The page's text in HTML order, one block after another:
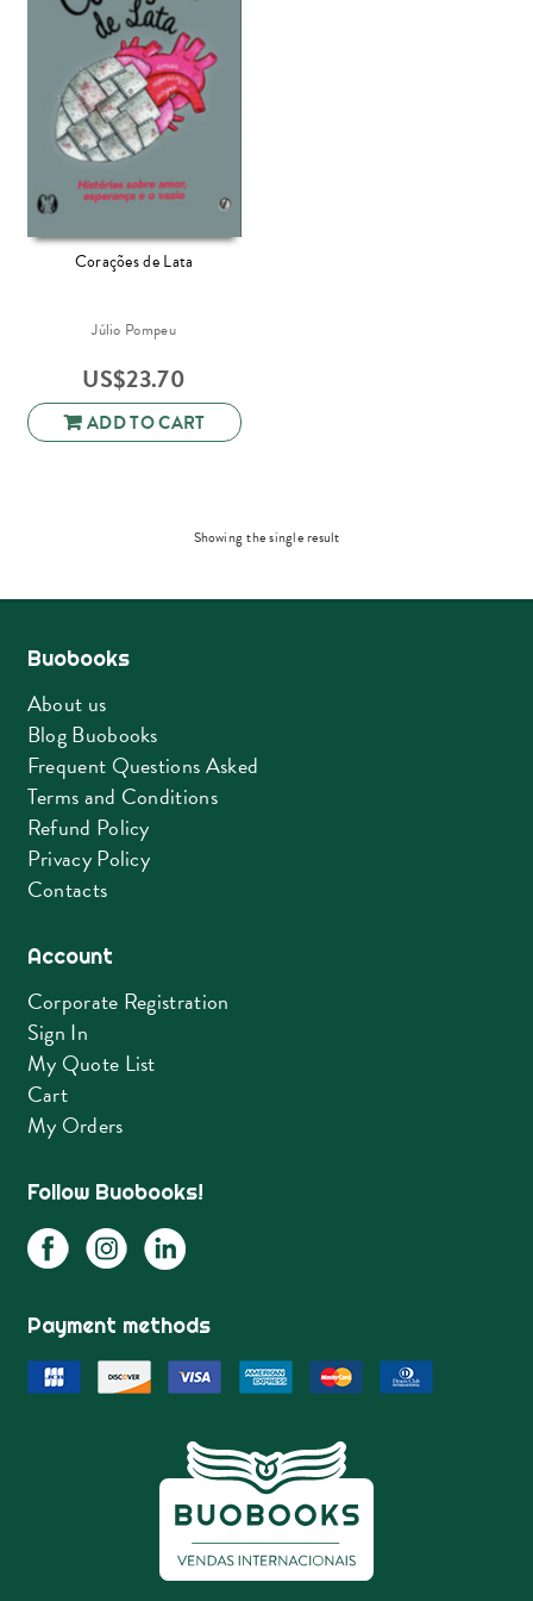
Corações de Lata
Júlio Pompeu
US$23.70
ADD TO CART
Showing the single result
Buobooks
About us
Blog Buobooks
Frequent Questions Asked
Terms and Conditions
Refund Policy
Privacy Policy
Contacts
Account
Corporate Registration
Sign In
My Quote List
Cart
My Orders
Follow Buobooks!
Payment methods